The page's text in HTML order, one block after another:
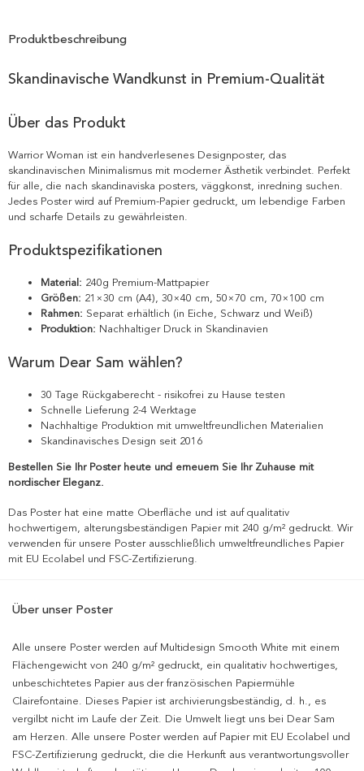
Produktbeschreibung
Skandinavische Wandkunst in Premium-Qualität
Über das Produkt
Warrior Woman ist ein handverlesenes Designposter, das
skandinavischen Minimalismus mit moderner Ästhetik verbindet. Perfekt
für alle, die nach skandinaviska posters, väggkonst, inredning suchen.
Jedes Poster wird auf Premium-Papier gedruckt, um lebendige Farben
und scharfe Details zu gewährleisten.
Produktspezifikationen
Material: 240g Premium-Mattpapier
Größen: 21×30 cm (A4), 30×40 cm, 50×70 cm, 70×100 cm
Rahmen: Separat erhältlich (in Eiche, Schwarz und Weiß)
Produktion: Nachhaltiger Druck in Skandinavien
Warum Dear Sam wählen?
30 Tage Rückgaberecht - risikofrei zu Hause testen
Schnelle Lieferung 2-4 Werktage
Nachhaltige Produktion mit umweltfreundlichen Materialien
Skandinavisches Design seit 2016
Bestellen Sie Ihr Poster heute und erneuern Sie Ihr Zuhause mit
nordischer Eleganz.
Das Poster hat eine matte Oberfläche und ist auf qualitativ
hochwertigem, alterungsbeständigen Papier mit 240 g/m² gedruckt. Wir
verwenden für unsere Poster ausschließlich umweltfreundliches Papier
mit EU Ecolabel und FSC-Zertifizierung.
Über unser Poster
Alle unsere Poster werden auf Multidesign Smooth White mit einem
Flächengewicht von 240 g/m² gedruckt, ein qualitativ hochwertiges,
unbeschichtetes Papier aus der französischen Papiermühle
Clairefontaine. Dieses Papier ist archivierungsbeständig, d. h., es
vergilbt nicht im Laufe der Zeit. Die Umwelt liegt uns bei Dear Sam
am Herzen. Alle unsere Poster werden auf Papier mit EU Ecolabel und
FSC-Zertifizierung gedruckt, die die Herkunft aus verantwortungsvoller